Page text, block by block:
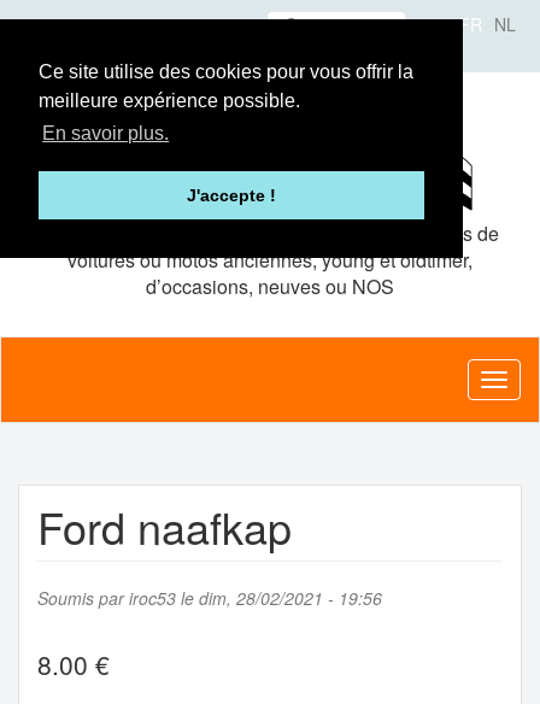
Ce site utilise des cookies pour vous offrir la
meilleure expérience possible.
En savoir plus.
J'accepte !
contenu
principal
FR NL
Se connecter
pour pièces de
voitures ou motos anciennes, young et oldtimer,
d’occasions, neuves ou NOS
Ford naafkap
Soumis pariroc53 le dim, 28/02/2021 - 19:56
8.00 €